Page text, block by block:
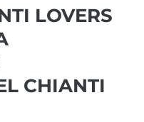
LOVERS
CHIANTI